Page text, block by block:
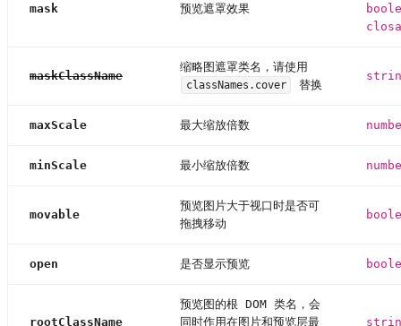
mask 预览遮罩效果
maskClassName
缩略图遮罩类名，请使用
classNames.cover 替换
maxScale 最大缩放倍数
minScale 最小缩放倍数
movable
预览图片大于视口时是否可
拖拽移动
open 是否显示预览
rootClassName
预览图的根 DOM 类名，会
同时作用在图片和预览层最